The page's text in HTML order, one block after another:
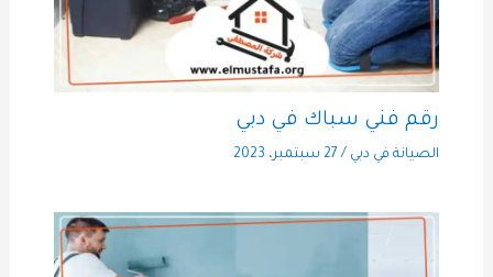
رقم فني سباك في دبي
الصيانة في دبي / 27 سبتمبر، 2023